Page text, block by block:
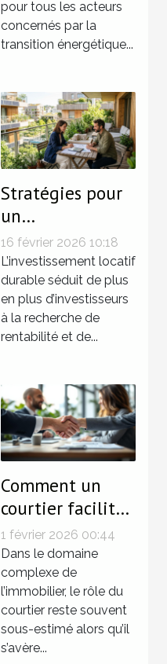
pour tous les acteurs
concernés par la
transition énergétique...
Stratégies pour
un
investissement
locatif durable
en 2026
16 février 2026 10:18
L’investissement locatif
durable séduit de plus
en plus d’investisseurs
à la recherche de
rentabilité et de...
Comment un
courtier facilite
les transactions
immobilières ?
1 février 2026 00:44
Dans le domaine
complexe de
l’immobilier, le rôle du
courtier reste souvent
sous-estimé alors qu’il
s’avère...